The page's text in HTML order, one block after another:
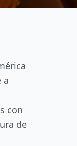
a
con
de